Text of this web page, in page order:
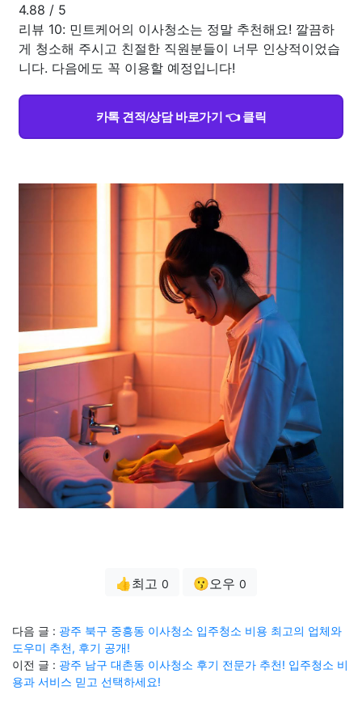
4.88 / 5
리뷰 10: 민트케어의 이사청소는 정말 추천해요! 깔끔하
게 청소해 주시고 친절한 직원분들이 너무 인상적이었습
니다. 다음에도 꼭 이용할 예정입니다!
카톡 견적/상담 바로가기 👈 클릭
👍최고 0 😗오우 0
다음 글 : 광주 북구 중흥동 이사청소 입주청소 비용 최고의 업체와
도우미 추천, 후기 공개!
이전 글 : 광주 남구 대촌동 이사청소 후기 전문가 추천! 입주청소 비
용과 서비스 믿고 선택하세요!